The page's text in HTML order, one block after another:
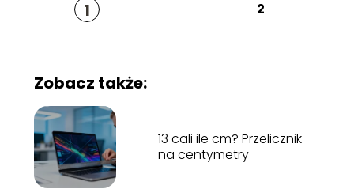
1 2
Zobacz także:
13 cali ile cm? Przelicznik
na centymetry